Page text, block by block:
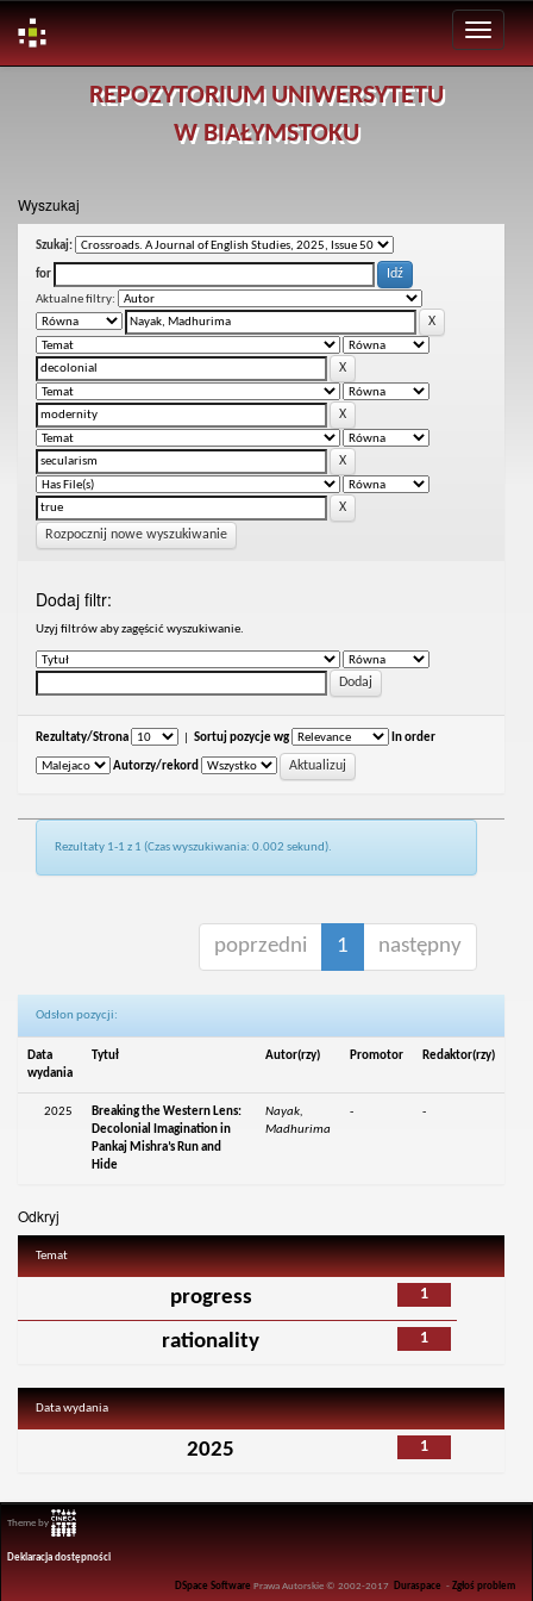
REPOZYTORIUM UNIWERSYTETU
W BIAŁYMSTOKU
Wyszukaj
Szukaj:
for
Aktualne filtry:
Rozpocznij nowe wyszukiwanie
Dodaj filtr:
Uzyj filtrów aby zagęścić wyszukiwanie.
Rezultaty/Strona Sortuj pozycje wg In order
Autorzy/rekord
Rezultaty 1-1 z 1 (Czas wyszukiwania: 0.002 sekund).
poprzedni 1 następny
Odsłon pozycji:
Data
wydania
Tytuł Autor(rzy) Promotor Redaktor(rzy)
2025
Breaking the Western Lens:
Decolonial Imagination in
Pankaj Mishra’s Run and
Hide
Nayak,
Madhurima
- -
Odkryj
Temat
1
progress
1
rationality
Data wydania
1
2025
Theme by
Deklaracja dostępności
DSpace Software Prawa Autorskie © 2002-2017 Duraspace -Zgłoś problem